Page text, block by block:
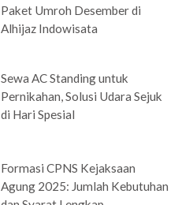
Paket Umroh Desember di
Alhijaz Indowisata
Sewa AC Standing untuk
Pernikahan, Solusi Udara Sejuk
di Hari Spesial
Formasi CPNS Kejaksaan
Agung 2025: Jumlah Kebutuhan